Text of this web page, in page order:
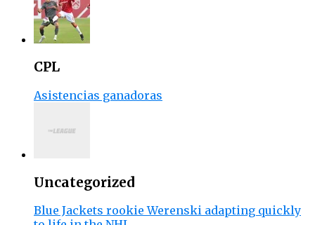
CPL
Asistencias ganadoras
Uncategorized
Blue Jackets rookie Werenski adapting quickly